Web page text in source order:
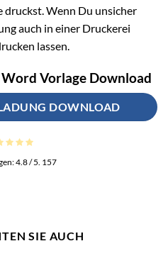
druckst. Wenn Du unsicher
auch in einer Druckerei
lassen.
Vorlage Download
DOWNLOAD
4.8/ 5. 157
SIE AUCH